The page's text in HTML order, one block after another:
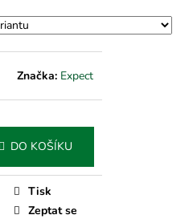
Značka: Expect
DO KOŠÍKU
Tisk
Zeptat se